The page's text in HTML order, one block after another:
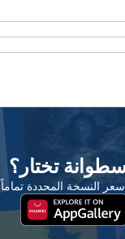
تختار؟
النسخة المحددة تماماً